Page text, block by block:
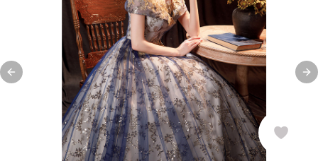
Previous slide